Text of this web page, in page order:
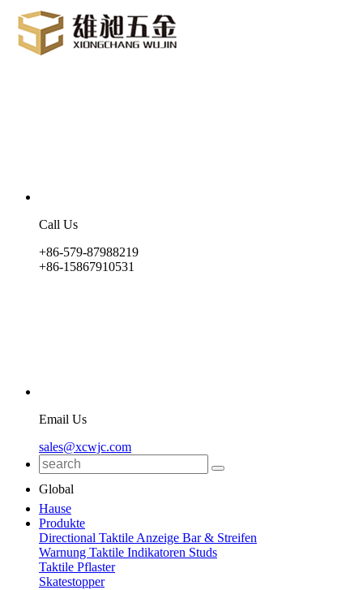
Call Us
+86-579-87988219
+86-15867910531
Email Us
sales@xcwjc.com
Global
Hause
Produkte
Directional Taktile Anzeige Bar & Streifen
Warnung Taktile Indikatoren Studs
Taktile Pflaster
Skatestopper